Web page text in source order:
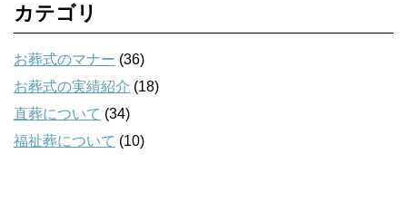
カテゴリ
お葬式のマナー (36)
お葬式の実績紹介 (18)
直葬について (34)
福祉葬について (10)